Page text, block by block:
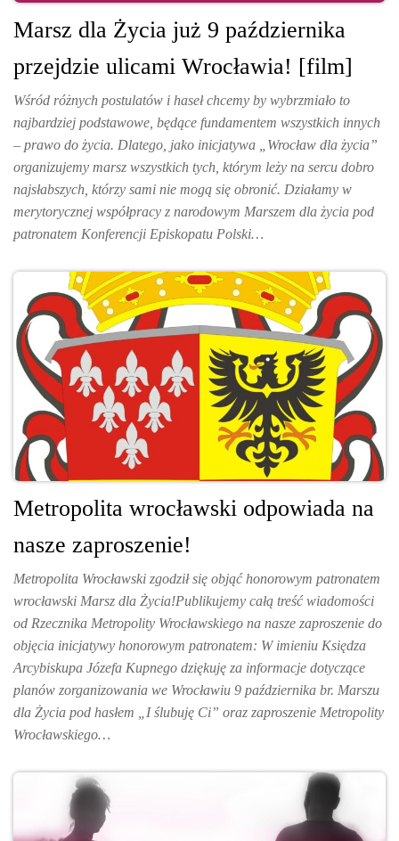
Marsz dla Życia już 9 października
przejdzie ulicami Wrocławia! [film]
Wśród różnych postulatów i haseł chcemy by wybrzmiało to
najbardziej podstawowe, będące fundamentem wszystkich innych
– prawo do życia. Dlatego, jako inicjatywa „Wrocław dla życia”
organizujemy marsz wszystkich tych, którym leży na sercu dobro
najsłabszych, którzy sami nie mogą się obronić. Działamy w
merytorycznej współpracy z narodowym Marszem dla życia pod
patronatem Konferencji Episkopatu Polski…
Metropolita wrocławski odpowiada na
nasze zaproszenie!
Metropolita Wrocławski zgodził się objąć honorowym patronatem
wrocławski Marsz dla Życia!Publikujemy całą treść wiadomości
od Rzecznika Metropolity Wrocławskiego na nasze zaproszenie do
objęcia inicjatywy honorowym patronatem: W imieniu Księdza
Arcybiskupa Józefa Kupnego dziękuję za informacje dotyczące
planów zorganizowania we Wrocławiu 9 października br. Marszu
dla Życia pod hasłem „I ślubuję Ci” oraz zaproszenie Metropolity
Wrocławskiego…